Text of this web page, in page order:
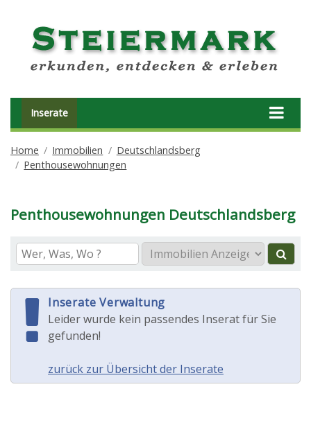
Inserate
Home Immobilien
Deutschlandsberg
Penthousewohnungen
Penthousewohnungen Deutschlandsberg
Inserate Verwaltung
Leider wurde kein passendes Inserat für Sie
gefunden!
zurück zur Übersicht der Inserate